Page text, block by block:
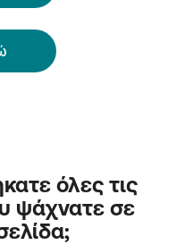
όλες τις
ψάχνατε σε